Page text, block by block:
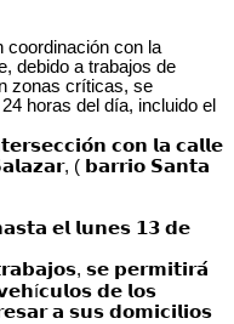
coordinación con la
debido a trabajos de
zonas críticas, se
horas del día, incluido el
𝗰𝗼𝗻 𝗹𝗮 𝗰𝗮𝗹𝗹𝗲
( 𝗯𝗮𝗿𝗿𝗶𝗼 𝗦𝗮𝗻𝘁𝗮
𝗲𝗹 𝗹𝘂𝗻𝗲𝘀 𝟭𝟯 𝗱𝗲
𝘀𝗲 𝗽𝗲𝗿𝗺𝗶𝘁𝗶𝗿𝗮́
𝗱𝗲 𝗹𝗼𝘀
𝗮 𝘀𝘂𝘀 𝗱𝗼𝗺𝗶𝗰𝗶𝗹𝗶𝗼𝘀